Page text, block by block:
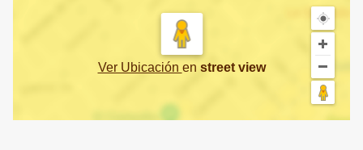
Ver Ubicación en street view